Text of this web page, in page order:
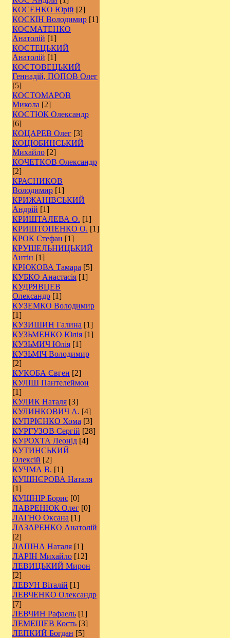
КОСЕНКО Юрій [2]
КОСКІН Володимир [1]
КОСМАТЕНКО
Анатолій [1]
КОСТЕЦЬКИЙ
Анатолій [1]
КОСТОВЕЦЬКИЙ
Геннадій, ПОПОВ Олег
[5]
КОСТОМАРОВ
Микола [2]
КОСТЮК Олександр
[6]
КОЦАРЕВ Олег [3]
КОЦЮБИНСЬКИЙ
Михайло [2]
КОЧЕТКОВ Олександр
[2]
КРАСНИКОВ
Володимир [1]
КРИЖАНІВСЬКИЙ
Андрій [1]
КРИШТАЛЕВА О. [1]
КРИШТОПЕНКО О. [1]
КРОК Стефан [1]
КРУШЕЛЬНИЦЬКИЙ
Антін [1]
КРЮКОВА Тамара [5]
КУБКО Анастасія [1]
КУДРЯВЦЕВ
Олександр [1]
КУЗЕМКО Володимир
[1]
КУЗИШИН Галина [1]
КУЗЬМЕНКО Юлія [1]
КУЗЬМИЧ Юлія [1]
КУЗЬМІЧ Володимир
[2]
КУКОБА Євген [2]
КУЛІШ Пантелеймон
[1]
КУЛИК Наталя [3]
КУЛИНКОВИЧ А. [4]
КУПРІЄНКО Хома [3]
КУРГУЗОВ Сергій [28]
КУРОХТА Леонід [4]
КУТИНСЬКИЙ
Олексій [2]
КУЧМА В. [1]
КУШНЄРОВА Наталя
[1]
КУШНІР Борис [0]
ЛАВРЕНЮК Олег [0]
ЛАГНО Оксана [1]
ЛАЗАРЕНКО Анатолій
[2]
ЛАПІНА Наталя [1]
ЛАРІН Михайло [12]
ЛЕВИЦЬКИЙ Мирон
[2]
ЛЕВУН Віталій [1]
ЛЕВЧЕНКО Олександр
[7]
ЛЕВЧИН Рафаель [1]
ЛЕМЕШЕВ Кость [3]
ЛЕПКИЙ Богдан [5]